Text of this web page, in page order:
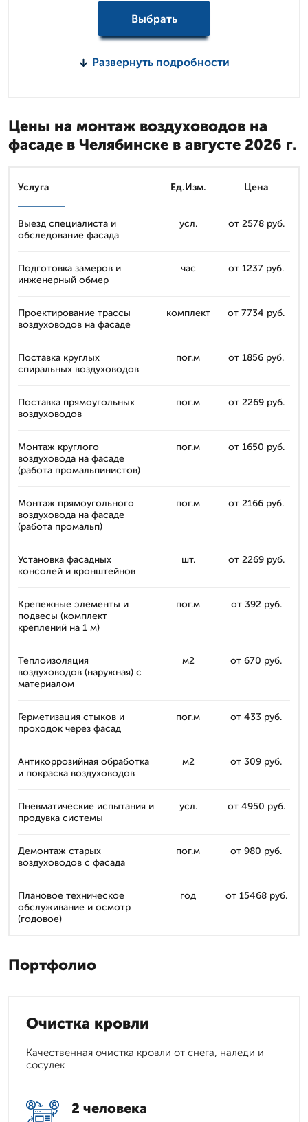
Выбрать
Развернуть подробности
Цены на монтаж воздуховодов на
фасаде в Челябинске в августе 2026 г.
Услуга Ед.Изм. Цена
Выезд специалиста и
обследование фасада
усл. от 2578 руб.
Подготовка замеров и
инженерный обмер
час от 1237 руб.
Проектирование трассы
воздуховодов на фасаде
комплект от 7734 руб.
Поставка круглых
спиральных воздуховодов
пог.м от 1856 руб.
Поставка прямоугольных
воздуховодов
пог.м от 2269 руб.
Монтаж круглого
воздуховода на фасаде
(работа промальпинистов)
пог.м от 1650 руб.
Монтаж прямоугольного
воздуховода на фасаде
(работа промальп)
пог.м от 2166 руб.
Установка фасадных
консолей и кронштейнов
шт. от 2269 руб.
Крепежные элементы и
подвесы (комплект
креплений на 1 м)
пог.м от 392 руб.
Теплоизоляция
воздуховодов (наружная) с
материалом
м2 от 670 руб.
Герметизация стыков и
проходок через фасад
пог.м от 433 руб.
Антикоррозийная обработка
и покраска воздуховодов
м2 от 309 руб.
Пневматические испытания и
продувка системы
усл. от 4950 руб.
Демонтаж старых
воздуховодов с фасада
пог.м от 980 руб.
Плановое техническое
обслуживание и осмотр
(годовое)
год от 15468 руб.
Портфолио
Очистка кровли
Качественная очистка кровли от снега, наледи и
сосулек
2 человека